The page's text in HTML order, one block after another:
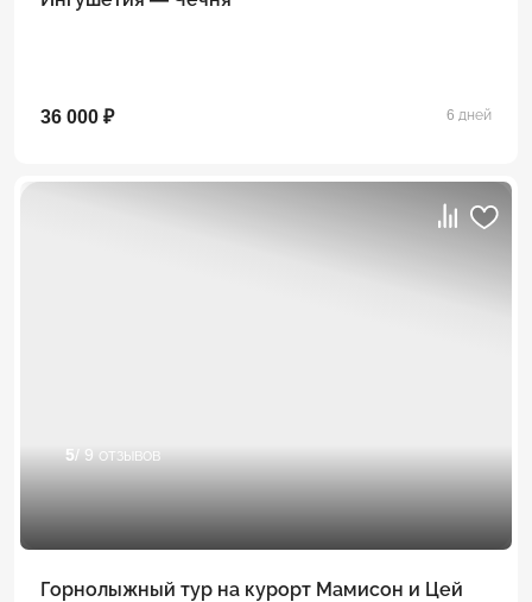
36 000 ₽ 6 дней
5/ 9 отзывов
Горнолыжный тур на курорт Мамисон и Цей